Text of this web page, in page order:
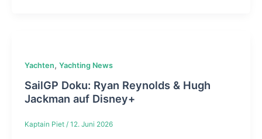
Yachten, Yachting News
SailGP Doku: Ryan Reynolds & Hugh
Jackman auf Disney+
Kaptain Piet / 12. Juni 2026